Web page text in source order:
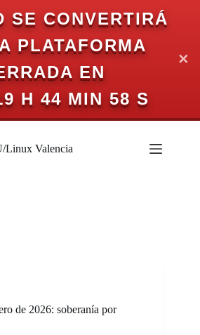
SE CONVERTIRÁ
PLATAFORMA
EN
H 44 MIN 57 S
✕
Linux Valencia
de 2026: soberanía por